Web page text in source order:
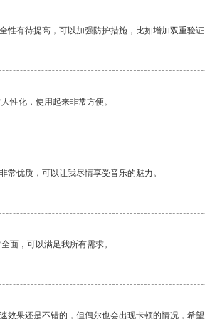
性有待提高，可以加强防护措施，比如增加双重验证
性化，使用起来非常方便。
常优质，可以让我尽情享受音乐的魅力。
面，可以满足我所有需求。
效果还是不错的，但偶尔也会出现卡顿的情况，希望